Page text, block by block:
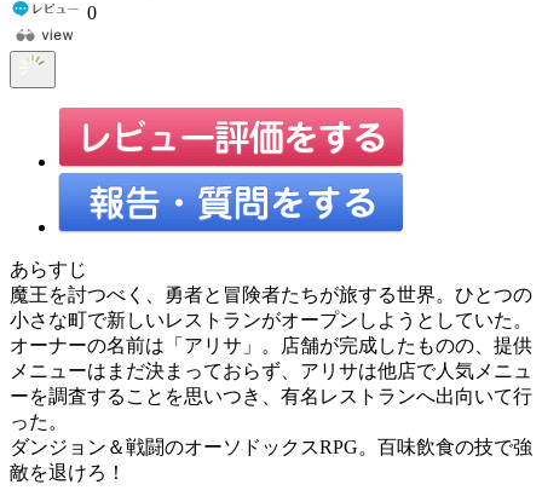
0
あらすじ
魔王を討つべく、勇者と冒険者たちが旅する世界。ひとつの
小さな町で新しいレストランがオープンしようとしていた。
オーナーの名前は「アリサ」。店舗が完成したものの、提供
メニューはまだ決まっておらず、アリサは他店で人気メニュ
ーを調査することを思いつき、有名レストランへ出向いて行
った。
ダンジョン＆戦闘のオーソドックスRPG。百味飲食の技で強
敵を退けろ！